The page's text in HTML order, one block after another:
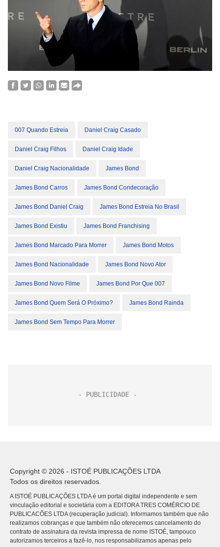
007 Quando Estreia Daniel Craig Casado
Daniel Craig Filhos Daniel Craig Idade
Daniel Craig Nacionalidade James Bond
James Bond Carros James Bond Condecoração
James Bond Daniel Craig James Bond Estreia No Brasil
James Bond Existiu James Bond Franchising
James Bond Marcado Para Morrer James Bond Motos
James Bond Nacionalidade James Bond Novo Ator
James Bond Novo Filme James Bond Por Que 007
James Bond Quem Será O Próximo? James Bond Rainda
James Bond Sem Tempo Para Morrer
Copyright © 2026 - ISTOÉ PUBLICAÇÕES LTDA
Todos os direitos reservados.
A ISTOÉ PUBLICAÇÕES LTDA é um portal digital independente e sem
vinculação editorial e societária com a EDITORA TRES COMÉRCIO DE
PUBLICACÕES LTDA (recuperação judicial). Informamos também que não
realizamos cobranças e que também não oferecemos cancelamento do
contrato de assinatura da revista impressa de nome ISTOÉ, tampouco
autorizamos terceiros a fazê-lo, nos responsabilizamos apenas pelo